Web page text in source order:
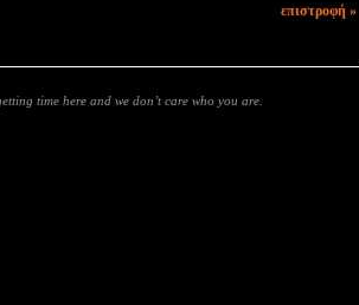
επιστροφή »
time here and we don’t care who you are.